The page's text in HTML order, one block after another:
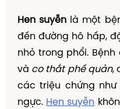
Kiến Thức Về Dạ Dày
Kiến Thức Về Đại Tràng
Kiến Thức Về Hà Thủ Ô
Kiến Thức Về Tam Thất
Kiến Thức Về Tiểu
Hen suyễn là một
đến đường hô hấp,
nhỏ trong phổi.
và co thắt phế quản,
các triệu chứng
ngực. Hen suyễn